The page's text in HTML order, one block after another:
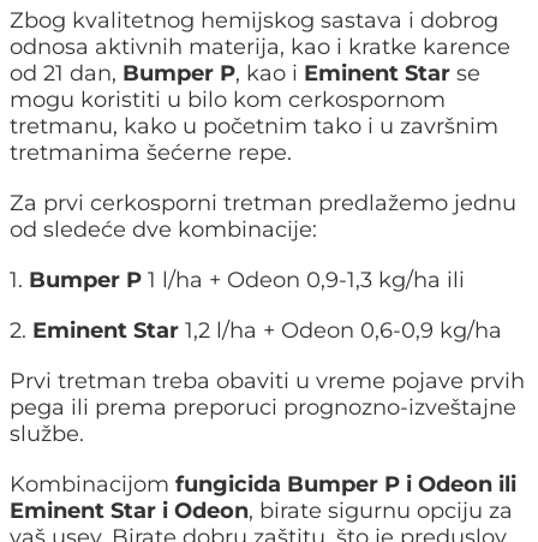
Zbog kvalitetnog hemijskog sastava i dobrog
odnosa aktivnih materija, kao i kratke karence
od 21 dan, Bumper P, kao i Eminent Star se
mogu koristiti u bilo kom cerkospornom
tretmanu, kako u početnim tako i u završnim
tretmanima šećerne repe.
Za prvi cerkosporni tretman predlažemo jednu
od sledeće dve kombinacije:
1. Bumper P 1 l/ha + Odeon 0,9-1,3 kg/ha ili
2. Eminent Star 1,2 l/ha + Odeon 0,6-0,9 kg/ha
Prvi tretman treba obaviti u vreme pojave prvih
pega ili prema preporuci prognozno-izveštajne
službe.
Kombinacijom fungicida Bumper P i Odeon ili
Eminent Star i Odeon, birate sigurnu opciju za